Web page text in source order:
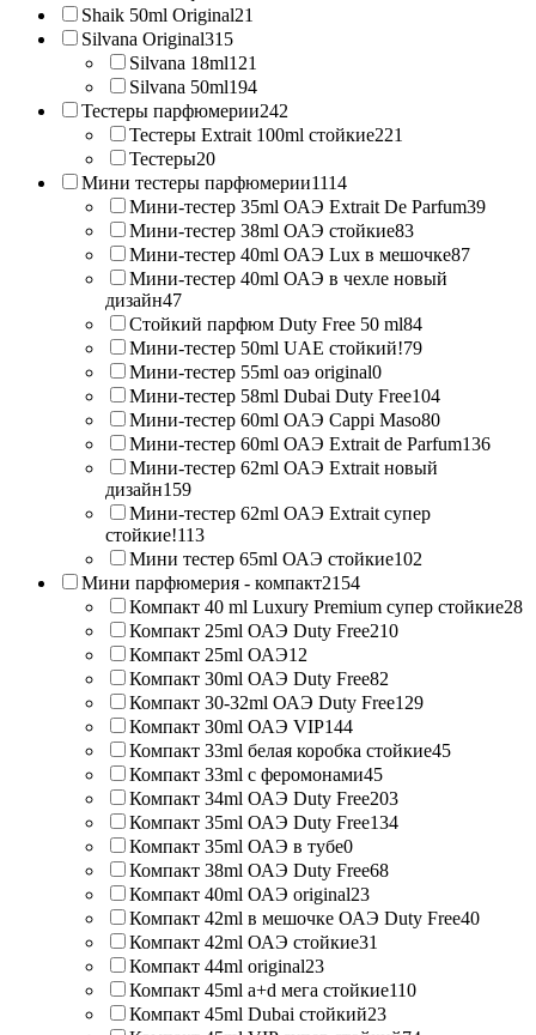
Shaik 50ml Original21
Silvana Original315
Silvana 18ml121
Silvana 50ml194
Тестеры парфюмерии242
Тестеры Extrait 100ml стойкие221
Тестеры20
Мини тестеры парфюмерии1114
Мини-тестер 35ml ОАЭ Extrait De Parfum39
Мини-тестер 38ml ОАЭ стойкие83
Мини-тестер 40ml ОАЭ Lux в мешочке87
Мини-тестер 40ml ОАЭ в чехле новый
дизайн47
Стойкий парфюм Duty Free 50 ml84
Мини-тестер 50ml UAE стойкий!79
Мини-тестер 55ml оаэ original0
Мини-тестер 58ml Dubai Duty Free104
Мини-тестер 60ml ОАЭ Cappi Maso80
Мини-тестер 60ml ОАЭ Extrait de Parfum136
Мини-тестер 62ml ОАЭ Extrait новый
дизайн159
Мини-тестер 62ml ОАЭ Extrait супер
стойкие!113
Мини тестер 65ml ОАЭ стойкие102
Мини парфюмерия - компакт2154
Компакт 40 ml Luxury Premium супер стойкие28
Компакт 25ml ОАЭ Duty Free210
Компакт 25ml ОАЭ12
Компакт 30ml ОАЭ Duty Free82
Компакт 30-32ml ОАЭ Duty Free129
Компакт 30ml ОАЭ VIP144
Компакт 33ml белая коробка стойкие45
Компакт 33ml с феромонами45
Компакт 34ml ОАЭ Duty Free203
Компакт 35ml ОАЭ Duty Free134
Компакт 35ml ОАЭ в тубе0
Компакт 38ml ОАЭ Duty Free68
Компакт 40ml ОАЭ original23
Компакт 42ml в мешочке ОАЭ Duty Free40
Компакт 42ml ОАЭ стойкие31
Компакт 44ml original23
Компакт 45ml a+d мега стойкие110
Компакт 45ml Dubai стойкий23